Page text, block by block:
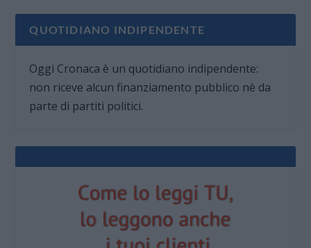
QUOTIDIANO INDIPENDENTE
Oggi Cronaca è un quotidiano indipendente:
non riceve alcun finanziamento pubblico nè da
parte di partiti politici.